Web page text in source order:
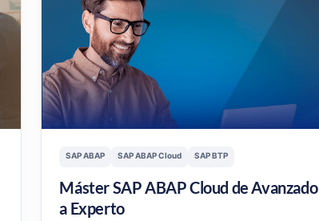
SAP ABAP SAP ABAP Cloud SAP BTP
Máster SAP ABAP Cloud de Avanzado
a Experto